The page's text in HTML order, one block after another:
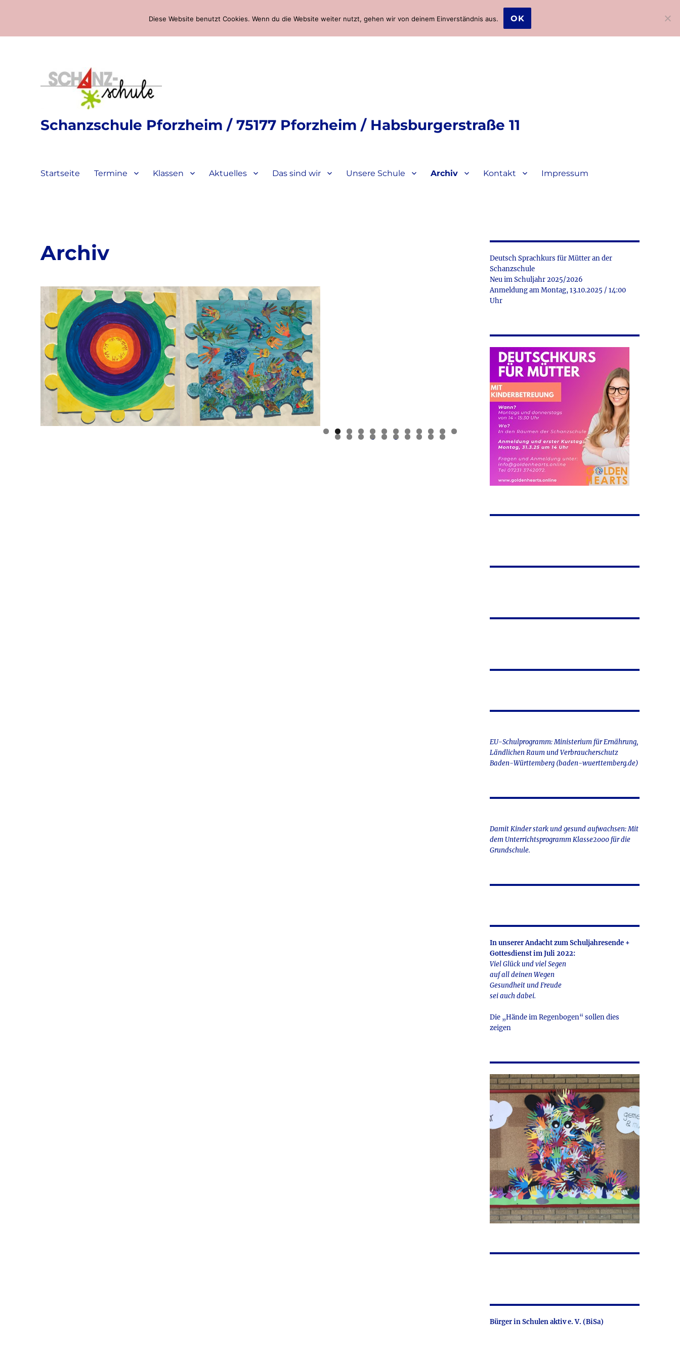
Schanzschule Pforzheim / 75177 Pforzheim / Habsburgerstraße 11
Startseite Termine Klassen Aktuelles Das sind wir Unsere Schule Archiv Kontakt Impressum
Archiv
0 1 2
3 4 5 6 7 8 9 0 1 2
Deutsch Sprachkurs für Mütter an der
Schanzschule
Neu im Schuljahr 2025/2026
Anmeldung am Montag, 13.10.2025 / 14:00
Uhr
EU-Schulprogramm: Ministerium für Ernährung,
Ländlichen Raum und Verbraucherschutz
Baden-Württemberg (baden-wuerttemberg.de)
Damit Kinder stark und gesund aufwachsen: Mit
dem Unterrichtsprogramm Klasse2000 für die
Grundschule.
In unserer Andacht zum Schuljahresende +
Gottesdienst im Juli 2022:
Viel Glück und viel Segen
auf all deinen Wegen
Gesundheit und Freude
sei auch dabei.
Die „Hände im Regenbogen“ sollen dies
zeigen
Bürger in Schulen aktiv e. V. (BiSa)
Diese Website benutzt Cookies. Wenn du die Website weiter nutzt, gehen wir von deinem Einverständnis aus. OK